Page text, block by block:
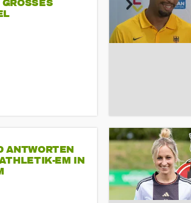
O
ANTWORTEN
EM IN